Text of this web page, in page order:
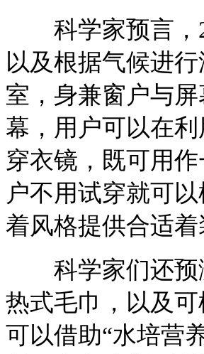
科学家预言，
以及根据气候进
室，身兼窗户与
幕，用户可以在
穿衣镜，既可用
户不用试穿就可
着风格提供合适着
科学家们还预
热式毛巾，以及
可以借助“水培营